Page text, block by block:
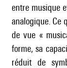
entre musique
analogique. Ce
de vue «
forme, sa
réduit de